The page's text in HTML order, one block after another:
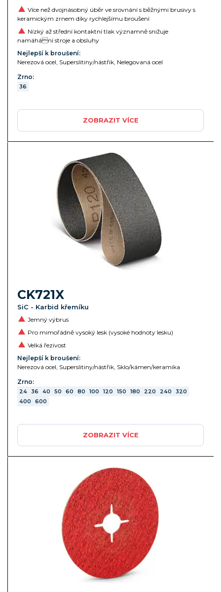
Více než dvojnásobný úběr ve srovnání s běžnými brusivy s
keramickým zrnem díky rychlejšímu broušení
Nízký až střední kontaktní tlak významně snižuje
namáhání stroje a obsluhy
Nejlepší k broušení:
Nerezová ocel, Superslitiny/nástřik, Nelegovaná ocel
Zrno:
36
ZOBRAZIT VÍCE
CK721X
SiC - Karbid křemíku
Jemný výbrus
Pro mimořádně vysoký lesk (vysoké hodnoty lesku)
Velká řezivost
Nejlepší k broušení:
Nerezová ocel, Superslitiny/nástřik, Sklo/kámen/keramika
Zrno:
24 36 40 50 60 80 100 120 150 180 220 240
320
400
600
ZOBRAZIT VÍCE